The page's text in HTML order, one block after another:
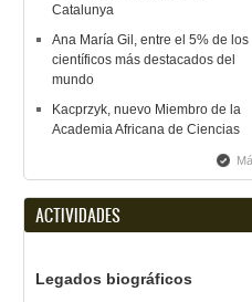
Catalunya
Ana María Gil, entre el 5% de los
científicos más destacados del
mundo
Kacprzyk, nuevo Miembro de la
Academia Africana de Ciencias
ACTIVIDADES
Legados biográficos